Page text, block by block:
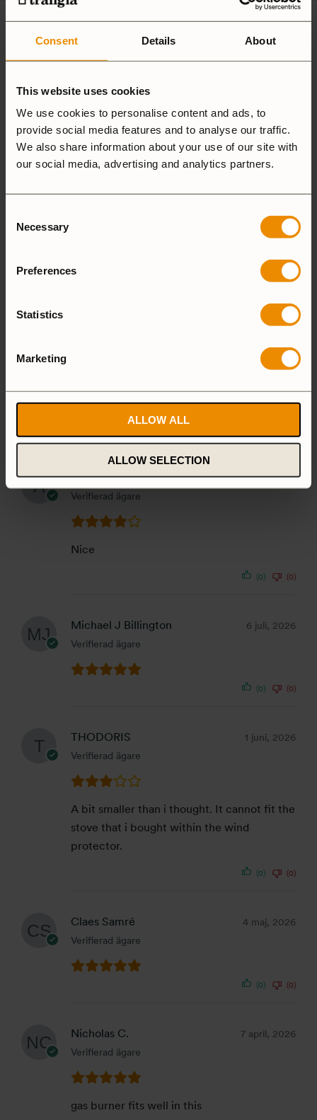
Consent Details About
This website uses cookies
We use cookies to personalise content and ads, to
provide social media features and to analyse our traffic.
We also share information about your use of our site with
our social media, advertising and analytics partners.
Selection
Necessary
Preferences
Statistics
Marketing
ALLOW ALL
ALLOW SELECTION
9 recensioner av Fodral F74
4,7
Baserat på 9 recensioner
5 stjärnor
77%
3 stjärnor
11%
0%
Anonymous
Verifierad ägare
7 juli, 2026
Nice
(0) (0)
Michael J Billington
Verifierad ägare
6 juli, 2026
(0) (0)
THODORIS
Verifierad ägare
1 juni, 2026
A bit smaller than i thought. It cannot fit the
stove that i bought within the wind
protector.
(0) (0)
Claes Samré
Verifierad ägare
4 maj, 2026
(0) (0)
Nicholas C.
Verifierad ägare
7 april, 2026
gas burner fits well in this